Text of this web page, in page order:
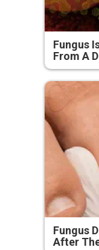
Fungus
From A
Fungus
After